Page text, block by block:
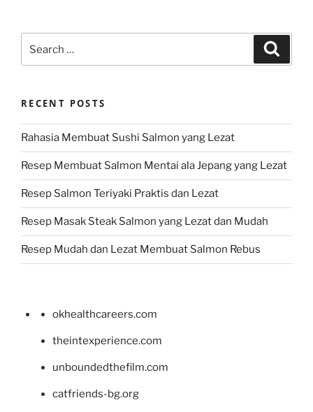
for:
RECENT POSTS
Rahasia Membuat Sushi Salmon yang Lezat
Resep Membuat Salmon Mentai ala Jepang yang Lezat
Resep Salmon Teriyaki Praktis dan Lezat
Resep Masak Steak Salmon yang Lezat dan Mudah
Resep Mudah dan Lezat Membuat Salmon Rebus
okhealthcareers.com
theintexperience.com
unboundedthefilm.com
catfriends-bg.org